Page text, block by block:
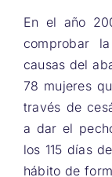
En el año
comprobar
causas del
78 mujeres
través de
a dar el
los 115 días
hábito de